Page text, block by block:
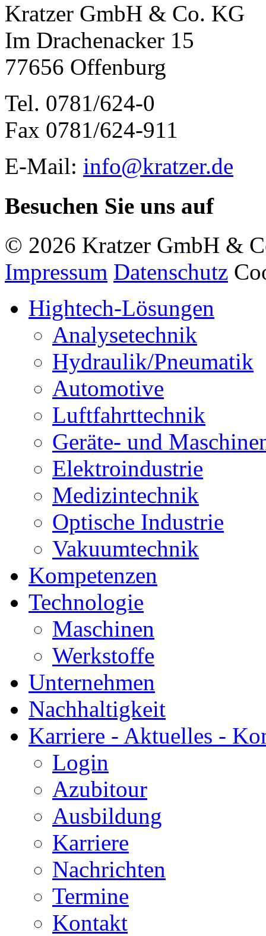
Kratzer GmbH & Co. KG
Im Drachenacker 15
77656 Offenburg
Tel. 0781/624-0
Fax 0781/624-911
E-Mail: info@kratzer.de
Besuchen Sie uns auf
© 2026 Kratzer GmbH &
Impressum Datenschutz
Hightech-Lösungen
Analysetechnik
Hydraulik/Pneumatik
Automotive
Luftfahrttechnik
Geräte- und
Elektroindustrie
Medizintechnik
Optische Industrie
Vakuumtechnik
Kompetenzen
Technologie
Maschinen
Werkstoffe
Unternehmen
Nachhaltigkeit
Karriere - Aktuelles -
Login
Azubitour
Ausbildung
Karriere
Nachrichten
Termine
Kontakt